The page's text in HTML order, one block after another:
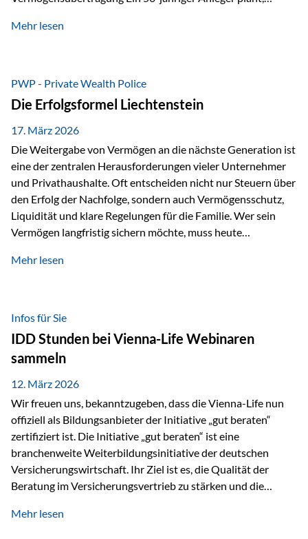
der steuerliche Freibetrag optimal genutzt werden, sondern
strukturierte, langfristige Vermögensübertragung, ohne die
Kontrolle vollständig aus der Hand zu geben. Die Lösung:
Abschmelzung mit Vetorecht Die Umsetzung erfolgt über die
Private Wealth Police…
Mehr lesen
PWP - Private Wealth Police
Die Erfolgsformel Liechtenstein
17. März 2026
Die Weitergabe von Vermögen an die nächste Generation ist
eine der zentralen Herausforderungen vieler Unternehmer
und Privathaushalte. Oft entscheiden nicht nur Steuern über
den Erfolg der Nachfolge, sondern auch Vermögensschutz,
Liquidität und klare Regelungen für die Familie. Wer sein
Vermögen langfristig sichern möchte, muss heute
„Erfolgsformel Liechtenstein“, herausgegeben und verfasst
Vermögensschutz strategisch miteinander verbindet.
Warum klassische Nachfolgeplanung oft scheitert Viele
Vermögen werden erst im Todesfall übertragen. Das kann zu
Problemen führen: Hohe Erbschaftsteuern Streitigkeiten
zwischen Erben Liquiditätsprobleme bei Immobilien…
Mehr lesen
Infos für Sie
IDD Stunden bei Vienna-Life Webinaren
sammeln
12. März 2026
Wir freuen uns, bekanntzugeben, dass die Vienna-Life nun
offiziell als Bildungsanbieter der Initiative „gut beraten“
zertifiziert ist. Die Initiative „gut beraten“ ist eine
branchenweite Weiterbildungsinitiative der deutschen
Versicherungswirtschaft. Ihr Ziel ist es, die Qualität der
Beratung im Versicherungsvertrieb zu stärken und die
Personen transparent zu dokumentieren. Seit der
Mehr lesen